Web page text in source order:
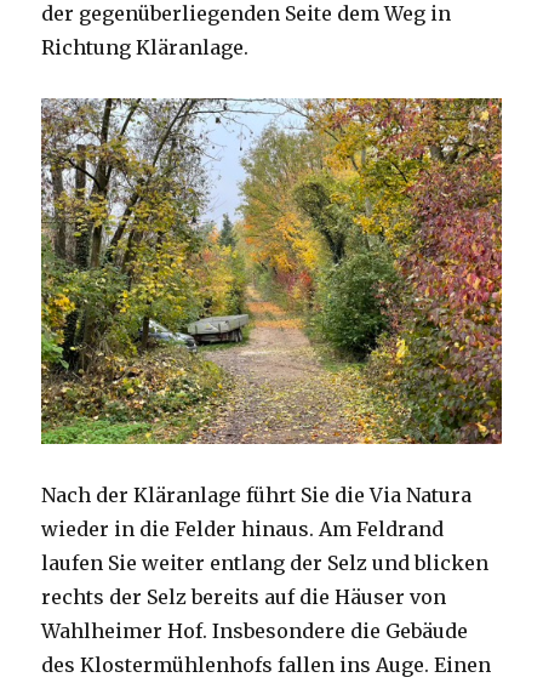
der gegenüberliegenden Seite dem Weg in
Richtung Kläranlage.
Nach der Kläranlage führt Sie die Via Natura
wieder in die Felder hinaus. Am Feldrand
laufen Sie weiter entlang der Selz und blicken
rechts der Selz bereits auf die Häuser von
Wahlheimer Hof. Insbesondere die Gebäude
des Klostermühlenhofs fallen ins Auge. Einen